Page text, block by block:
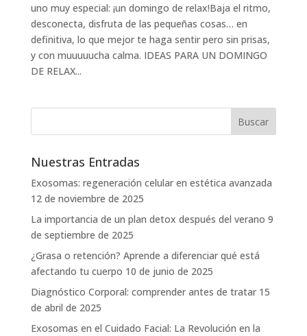
uno muy especial: ¡un domingo de relax!Baja el ritmo,
desconecta, disfruta de las pequeñas cosas… en
definitiva, lo que mejor te haga sentir pero sin prisas,
y con muuuuucha calma. IDEAS PARA UN DOMINGO
DE RELAX...
Nuestras Entradas
Exosomas: regeneración celular en estética avanzada
12 de noviembre de 2025
La importancia de un plan detox después del verano 9
de septiembre de 2025
¿Grasa o retención? Aprende a diferenciar qué está
afectando tu cuerpo 10 de junio de 2025
Diagnóstico Corporal: comprender antes de tratar 15
de abril de 2025
Exosomas en el Cuidado Facial: La Revolución en la